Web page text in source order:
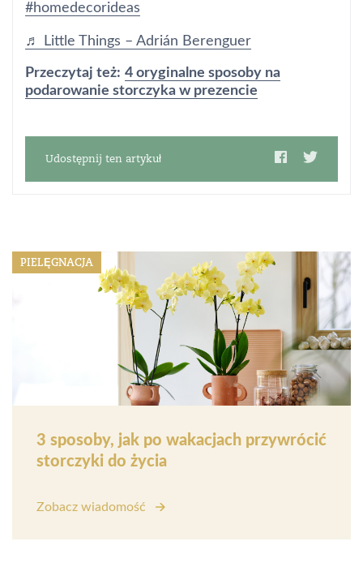
#homedecorideas
♬ Little Things – Adrián Berenguer
Przeczytaj też: 4 oryginalne sposoby na
podarowanie storczyka w prezencie
Udostępnij ten artykuł
PIELĘGNACJA
3 sposoby, jak po wakacjach przywrócić
storczyki do życia
Zobacz wiadomość